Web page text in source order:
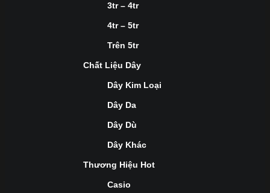
3tr – 4tr
4tr – 5tr
Trên 5tr
Chất Liệu Dây
Dây Kim Loại
Dây Da
Dây Dù
Dây Khác
Thương Hiệu Hot
Casio